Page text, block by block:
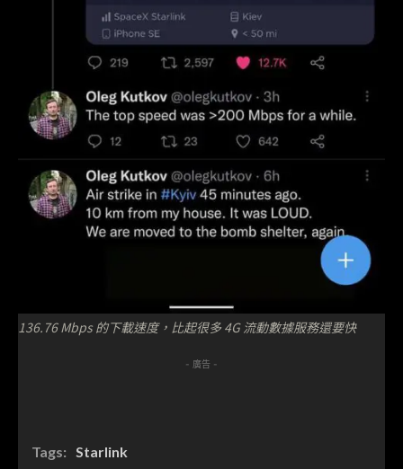
136.76 Mbps 的下載速度，比起很多 4G 流動數據服務還要快
- 廣告 -
Tags: Starlink